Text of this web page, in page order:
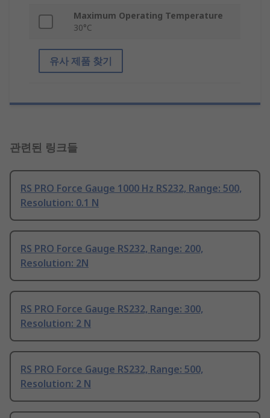
Maximum Operating Temperature
30°C
유사 제품 찾기
관련된 링크들
RS PRO Force Gauge 1000 Hz RS232, Range: 500,
Resolution: 0.1 N
RS PRO Force Gauge RS232, Range: 200,
Resolution: 2N
RS PRO Force Gauge RS232, Range: 300,
Resolution: 2 N
RS PRO Force Gauge RS232, Range: 500,
Resolution: 2 N